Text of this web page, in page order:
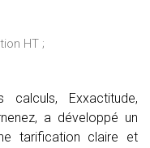
HT ;
Exxactitude,
a développé un
tarification claire et